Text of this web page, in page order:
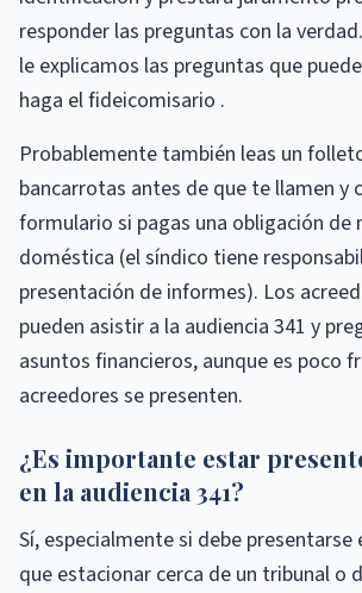
responder las preguntas con la
le explicamos las preguntas que
haga el fideicomisario .
Probablemente también leas un
bancarrotas antes de que te llamen y
formulario si pagas una obligación de
doméstica (el síndico tiene
presentación de informes). Los
pueden asistir a la audiencia 341 y
asuntos financieros, aunque es poco
acreedores se presenten.
¿Es importante estar
en la audiencia 341?
Sí, especialmente si debe presentarse
que estacionar cerca de un tribunal o